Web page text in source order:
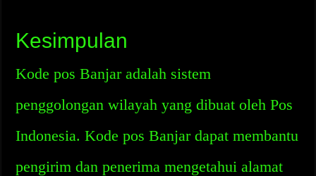
Kesimpulan
Kode pos Banjar adalah sistem
penggolongan wilayah yang dibuat oleh Pos
Indonesia. Kode pos Banjar dapat membantu
pengirim dan penerima mengetahui alamat